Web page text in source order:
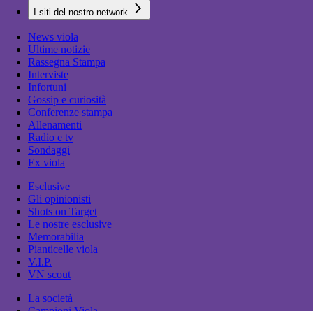
I siti del nostro network
News viola
Ultime notizie
Rassegna Stampa
Interviste
Infortuni
Gossip e curiosità
Conferenze stampa
Allenamenti
Radio e tv
Sondaggi
Ex viola
Esclusive
Gli opinionisti
Shots on Target
Le nostre esclusive
Memorabilia
Pianticelle viola
V.I.P.
VN scout
La società